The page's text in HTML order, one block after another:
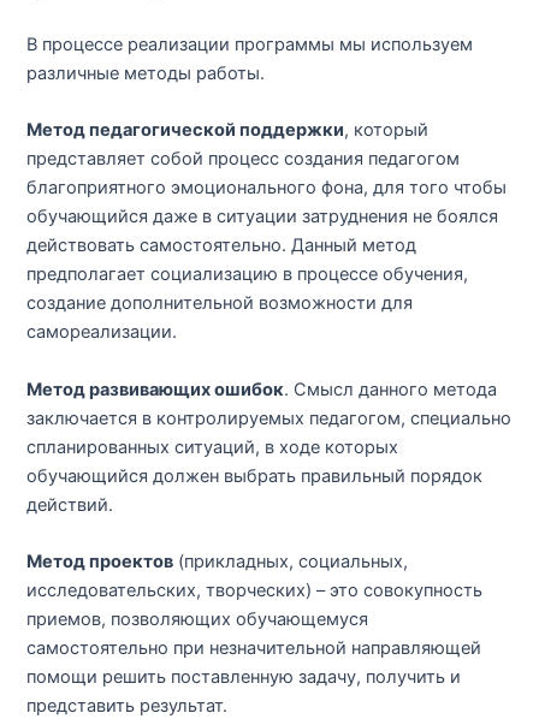
В процессе реализации программы мы используем
различные методы работы.
Метод педагогической поддержки, который
представляет собой процесс создания педагогом
благоприятного эмоционального фона, для того чтобы
обучающийся даже в ситуации затруднения не боялся
действовать самостоятельно. Данный метод
предполагает социализацию в процессе обучения,
создание дополнительной возможности для
самореализации.
Метод развивающих ошибок. Смысл данного метода
заключается в контролируемых педагогом, специально
спланированных ситуаций, в ходе которых
обучающийся должен выбрать правильный порядок
действий.
Метод проектов (прикладных, социальных,
исследовательских, творческих) – это совокупность
приемов, позволяющих обучающемуся
самостоятельно при незначительной направляющей
помощи решить поставленную задачу, получить и
представить результат.